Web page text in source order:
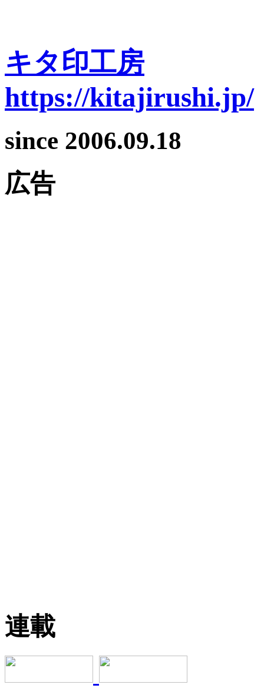
キタ印工房
https://kitajirushi.jp/
since 2006.09.18
広告
連載